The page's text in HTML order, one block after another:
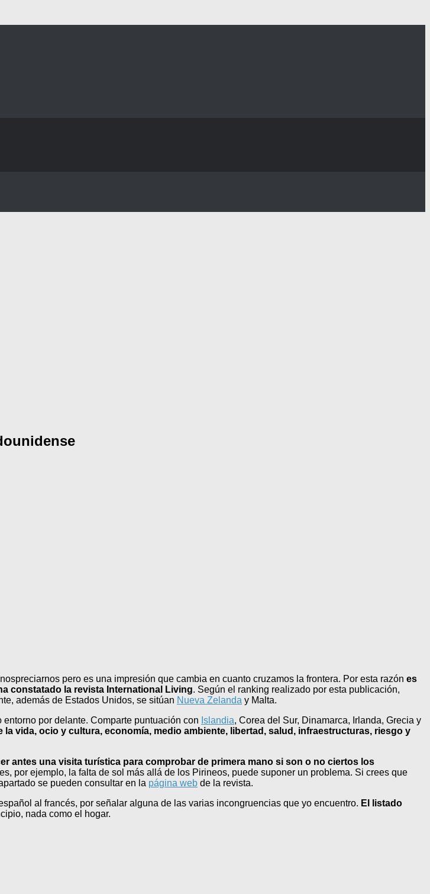
pero es una impresión que cambia en cuanto cruzamos la frontera. Por esta razón es
constatado la revista International Living. Según el ranking realizado por esta publicación,
además de Estados Unidos, se sitúan Nueva Zelanda y Malta.
por delante. Comparte puntuación con Islandia, Corea del Sur, Dinamarca, Irlanda, Grecia y
la vida, ocio y cultura, economía, medio ambiente, libertad, salud, infraestructuras, riesgo y
antes una visita turística para comprobar de primera mano si son o no ciertos los
por ejemplo, la falta de sol más allá de los Pirineos, puede suponer un problema. Si crees que
se pueden consultar en la página web de la revista.
al francés, por señalar alguna de las varias incongruencias que yo encuentro. El listado
nada como el hogar.